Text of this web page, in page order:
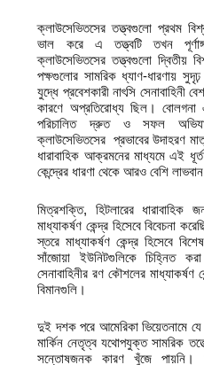
ক্লাউসেভিতসের তত্ত্বগুলো প্রথম
ভাল করে এ তত্ত্বটি তখন
ক্লাউসেভিতসের তত্ত্বগুলো দ্বিতীয়
পক্ষগুলোর সামরিক ধ্যাণ-ধারণায়
যুদ্ধে প্রবেশকারী নাৎসি সেনাবাহিনী
কারণে অপ্রতিরোধ্য ছিল। বোলগনা
পরিচালিত দ্রুত ও সফল
ক্লাউসেভিতসের প্রভাবের উদাহরণ
ধারাবাহিক আক্রমনের মাধ্যমে এই ধূর্ত
কেন্দ্রের ধারণা থেকে আরও বেশি
মিত্রশক্তি, হিটলারের ধারাবাহিক
মাধ্যাকর্ষণ কেন্দ্র হিসেবে বিবেচনা
স্তরে মাধ্যাকর্ষণ কেন্দ্র হিসেবে
সাঁজোয়া ইউনিটগুলিকে চিহ্নিত
সেনাবাহিনীর রণ কৌশলের মাধ্যাকর্ষণ
বিমানগুলি।
দুই দশক পরে আমেরিকা ভিয়েতনামে যে
মার্কিন নেতৃত্ব যথোপযুক্ত সামরিক
সন্তোষজনক কারণ খুঁজে পায়নি।